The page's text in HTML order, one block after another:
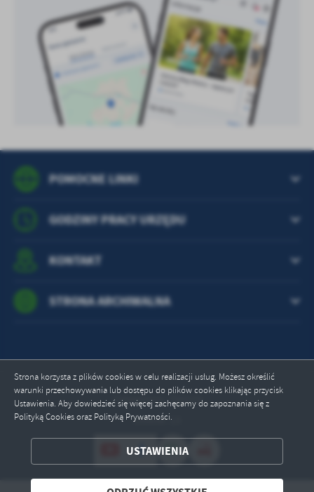
Strona korzysta z plików cookies w celu realizacji usług. Możesz określić
warunki przechowywania lub dostępu do plików cookies klikając przycisk
Ustawienia. Aby dowiedzieć się więcej zachęcamy do zapoznania się z
Polityką Cookies oraz Polityką Prywatności.
USTAWIENIA
ZAPISZ WYBRANE
ODRZUĆ WSZYSTKIE
POMOCNE LINKI
GODZINY PRACY URZĘDU
KONTAKT
STRONA ARCHIWALNA
Odwiedzin: 756519
Online: 13